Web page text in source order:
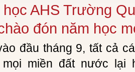
học AHS Trường
đón năm học
đầu tháng 9, tất cả
miền đất nước lại